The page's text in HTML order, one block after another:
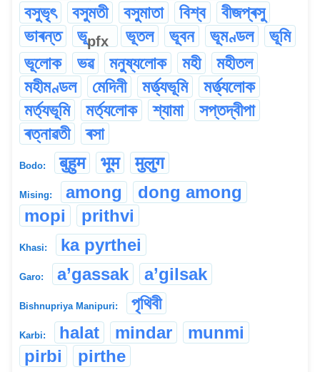
বসুভৃৎ
বসুমতী বসুমাতা বিশ্ব
বীজপ্ৰসু
ভাৰন্ত
ভূpfx ভূতল ভূবন ভূমণ্ডল
ভূমি
ভূলোক
ভৱ মনুষ্যলোক মহী
মহীতল
মহীমণ্ডল
মেদিনী মৰ্ত্ত্যভূমি
মৰ্ত্ত্যলোক
মৰ্ত্যভূমি
মৰ্ত্যলোক শ্যামা
সপ্তদ্বীপা
ৰত্নাৱতী
ৰসা
Bodo: बुहुम भूम मुलुग
Mising: among
dong among
mopi
prithvi
Khasi: ka pyrthei
Garo: a’gassak a’gilsak
Bishnupriya Manipuri: পৃথিবী
Karbi: halat mindar
munmi
pirbi
pirthe